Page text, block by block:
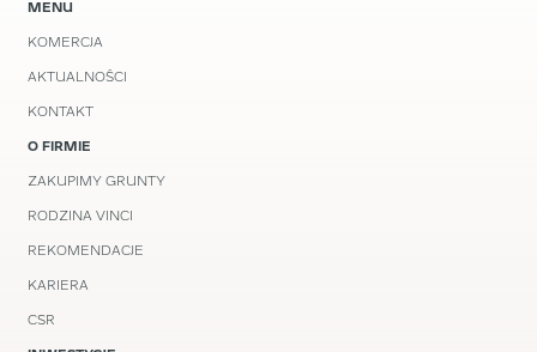
MENU
KOMERCJA
AKTUALNOŚCI
KONTAKT
O FIRMIE
ZAKUPIMY GRUNTY
RODZINA VINCI
REKOMENDACJE
KARIERA
CSR